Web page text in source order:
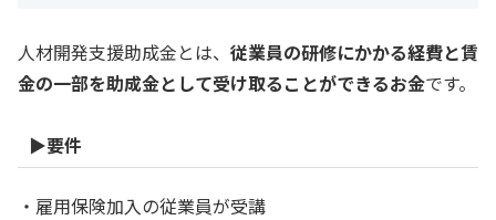
人材開発支援助成金とは、 従業員の研修にかかる経費と賃
金の一部を助成金として受け取ることができるお金です。
▶要件
・雇用保険加入の従業員が受講